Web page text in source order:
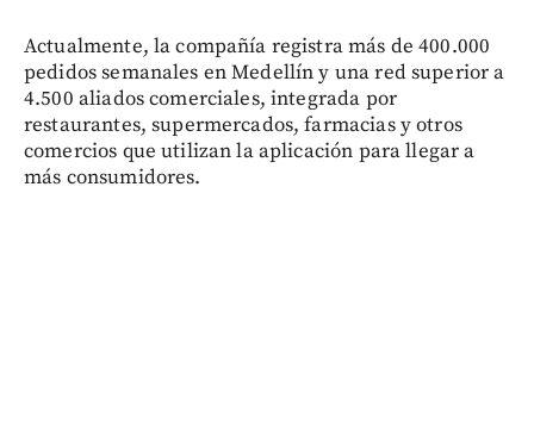
Actualmente, la compañía registra más de 400.000
pedidos semanales en Medellín y una red superior a
4.500 aliados comerciales, integrada por
restaurantes, supermercados, farmacias y otros
comercios que utilizan la aplicación para llegar a
más consumidores.